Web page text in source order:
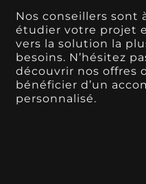
Nos conseillers sont
étudier votre projet
vers la solution la
besoins. N’hésitez
découvrir nos offres
bénéficier d’un
personnalisé.